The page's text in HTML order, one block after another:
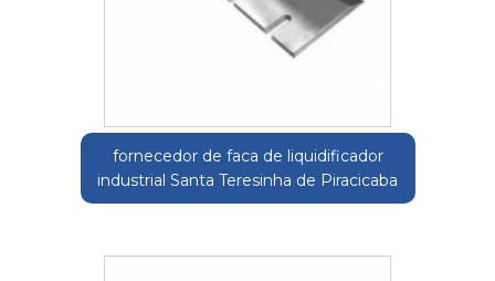
fornecedor de faca de liquidificador
industrial Santa Teresinha de Piracicaba